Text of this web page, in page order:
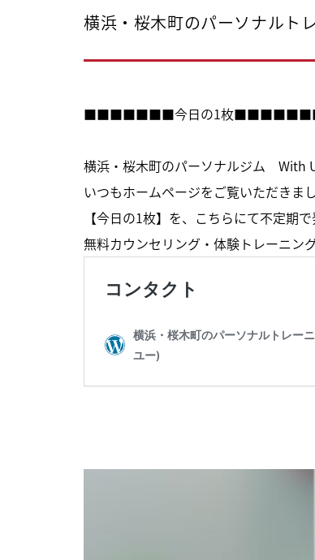
横浜・桜木町のパーソナルト
■■■■■■■今日の1枚
横浜・桜木町のパーソナルジム With U
いつもホームページをご覧いただきま
【今日の1枚】を、こちらにて不定期で
無料カウンセリング・体験トレーニン